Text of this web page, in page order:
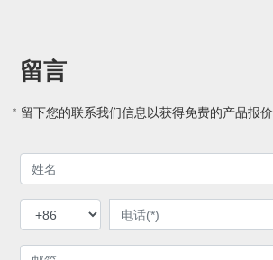
留言
* 留下您的联系我们信息以获得免费的产品报价